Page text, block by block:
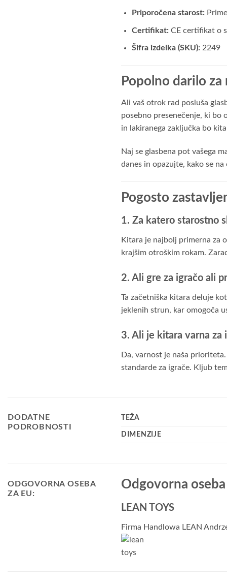
Priporočena starost:
Certifikat:CE certifikat o
Šifra izdelka (SKU):2249
Popolno darilo za
Ali vaš otrok rad posluša
posebno presenečenje, ki
in lakiranega zaključka bo
Naj se glasbena pot vašega
danes in opazujte, kako se
Pogosto
1. Za katero starostno
Kitara je najbolj primerna za
krajšim otroškim rokam.
2. Ali gre za igračo ali
Ta začetniška kitara deluje
jeklenih strun, kar omogoča
3. Ali je kitara varna za
Da, varnost je naša
standarde za igrače. Kljub
DODATNE
PODROBNOSTI
TEŽA
DIMENZIJE
ODGOVORNA OSEBA
ZA EU:
Odgovorna oseba
LEAN TOYS
Firma Handlowa LEAN